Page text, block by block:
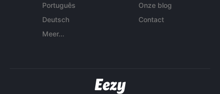
Português
Deutsch
Meer...
Onze blog
Contact